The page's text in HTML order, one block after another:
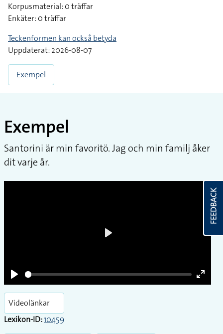
Korpusmaterial: 0 träffar
Enkäter: 0 träffar
Teckenformen kan också betyda
Uppdaterat: 2026-08-07
Exempel
Exempel
Santorini är min favoritö. Jag och min familj åker
dit varje år.
Play
Enter
Videolänkar
Lexikon-ID:10459
FEEDBACK